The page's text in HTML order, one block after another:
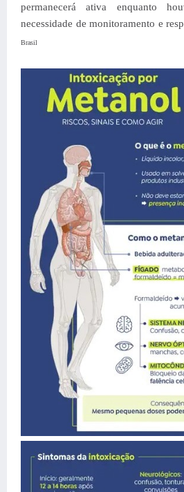
permanecerá ativa enquanto
necessidade de monitoramento e
Brasil